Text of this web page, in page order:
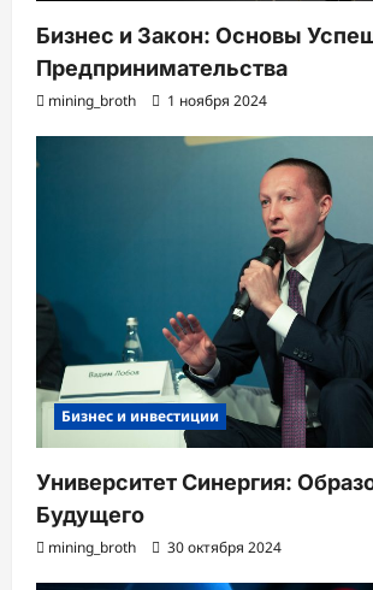
Бизнес и Закон: Основы
Предпринимательства
mining_broth 1 ноября 2024
Бизнес и инвестиции
Университет Синергия:
Будущего
mining_broth 30 октября 2024